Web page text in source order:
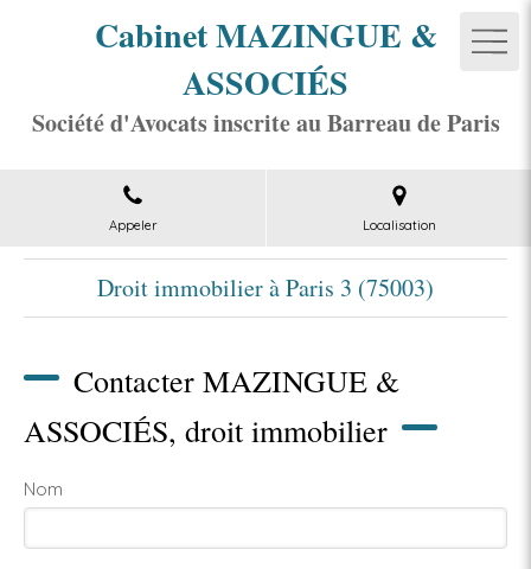
Cabinet MAZINGUE &
ASSOCIÉS
Société d'Avocats inscrite au Barreau de Paris
Appeler Localisation
Droit immobilier à Paris 3 (75003)
Contacter MAZINGUE &
ASSOCIÉS, droit immobilier
Nom